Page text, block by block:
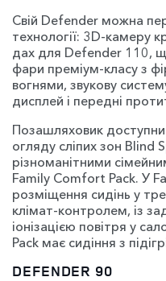
Свій Defender можна
технології: 3D-камеру
дах для Defender 110,
фари преміум-класу з
вогнями, звукову
дисплей і передні
Позашляховик
огляду сліпих зон Blind
різноманітними
Family Comfort Pack. У
розміщення сидінь у
клімат-контролем, із
іонізацією повітря у
Pack має сидіння з
DEFENDER 90